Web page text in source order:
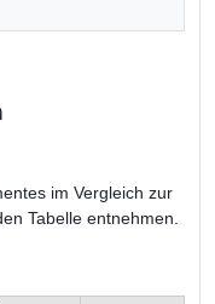
im Vergleich zur
Tabelle entnehmen.